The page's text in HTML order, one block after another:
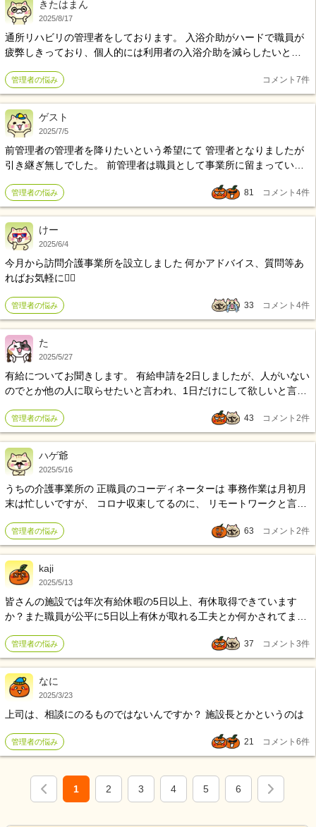
きたはまん
2025/8/17
通所リハビリの管理者をしております。 入浴介助がハードで職員が
疲弊しきっており、個人的には利用者の入浴介助を減らしたいと思
ょうか？参考までに教えていただきたいです。 ちなみに当施設は最
大週に４回入浴支援を行う利用者がおります
管理者の悩み コメント 7件
ゲスト
2025/7/5
前管理者の管理者を降りたいという希望にて 管理者となりましたが
引き継ぎ無しでした。 前管理者は職員として事業所に留まっていま
前管理者から「割印の場所を勝手に変えられた」ときつく言われま
した。 確認すると現在までは契印でページの間に押す印のみで割印
はありませんでした。 現在までの職場の感覚で割印を押して作成し
てしまった私も私ですが、そんなに怒り作成した契約書を破棄する
くらいの事でしょうか？💦
管理者の悩み 81 コメント 4件
けー
2025/6/4
今月から訪問介護事業所を設立しました 何かアドバイス、質問等あ
ればお気軽に🙇‍♂️
管理者の悩み 33 コメント 4件
た
2025/5/27
有給についてお聞きします。 有給申請を2日しましたが、人がいない
のでとか他の人に取らせたいと言われ、1日だけにして欲しいと言わ
ないように指導してもらえますか? また有給が沢山ある人は、消滅す
る前に全部使っていますか? 使っていたらどのように上司や同僚に説
明してますか?
管理者の悩み 43 コメント 2件
ハゲ爺
2025/5/16
うちの介護事業所の 正職員のコーディネーターは 事務作業は月初月
末は忙しいですが、 コロナ収束してるのに、 リモートワークと言っ
のパソコンと自宅のパソコンがつながっていて、とくに、画面越し
に顔が写る訳でも無いです。 連絡取りたくても、連絡付かない時
が多々あります。 リモートと言う名のサボりも出来る環境です。 ト
ップがどの理由で判断したのかわかりませんが、その方たちは、病
す。 非正規雇用のヘルパーは 決まった時間に利用者宅に訪問し、 遅
れる事はタブー。 安全に配慮し、コミュニケーションをとり神経が
休まる時間も無いのに、 安い時給で 頑張っているからこそ、 国から
介護報酬があるわけで‥ 非正規のヘルパーが働いた報酬が 仕事しな
いコーディネーターの給料分を稼がねばならないのか？ こんなのっ
て、有りでしょうか？
管理者の悩み 63 コメント 2件
kaji
2025/5/13
皆さんの施設では年次有給休暇の5日以上、有休取得できています
か？また職員が公平に5日以上有休が取れる工夫とか何かされてます
管理者の悩み 37 コメント 3件
なに
2025/3/23
上司は、相談にのるものではないんですか？ 施設長とかというのは
管理者の悩み 21 コメント 6件
1 2 3 4 5 6